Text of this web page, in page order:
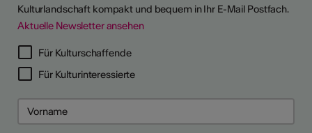
Kulturlandschaft kompakt und bequem in Ihr E-Mail Postfach.
Aktuelle Newsletter ansehen
Für Kulturschaffende
Für Kulturinteressierte